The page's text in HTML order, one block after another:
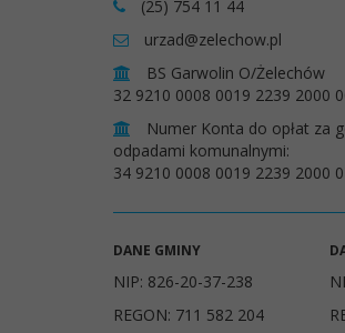
(25) 754 11 44
urzad@zelechow.pl
BS Garwolin O/Żelechów
32 9210 0008 0019 2239 2000
Numer Konta do opłat za
odpadami komunalnymi:
34 9210 0008 0019 2239 2000
DANE GMINY
NIP: 826-20-37-238
REGON: 711 582 204